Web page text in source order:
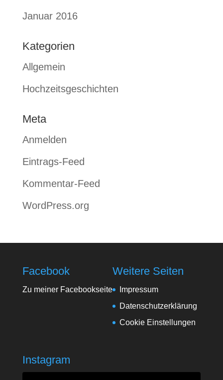
Januar 2016
Kategorien
Allgemein
Hochzeitsgeschichten
Meta
Anmelden
Eintrags-Feed
Kommentar-Feed
WordPress.org
Facebook
Zu meiner Facebookseite
Weitere Seiten
Impressum
Datenschutzerklärung
Cookie Einstellungen
Instagram